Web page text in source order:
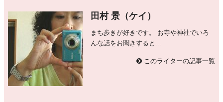
田村 景（ケイ）
まち歩きが好きです。 お寺や神社でいろ
んな話をお聞きすると...
このライターの記事一覧